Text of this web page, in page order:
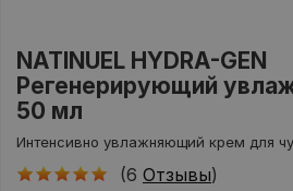
NATINUEL HYDRA-GEN
Регенерирующий
50 мл
Интенсивно увлажняющий крем для
(6 Отзывы)